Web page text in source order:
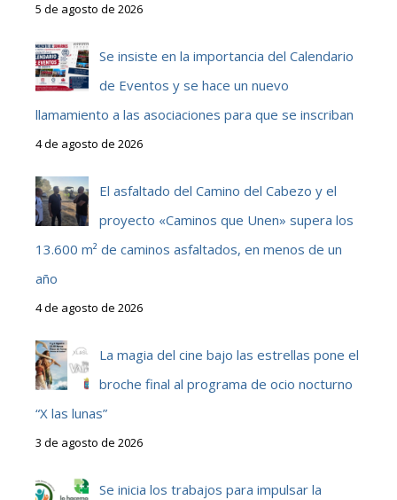
5 de agosto de 2026
Se insiste en la importancia del Calendario
de Eventos y se hace un nuevo
llamamiento a las asociaciones para que se inscriban
4 de agosto de 2026
El asfaltado del Camino del Cabezo y el
proyecto «Caminos que Unen» supera los
13.600 m² de caminos asfaltados, en menos de un
año
4 de agosto de 2026
La magia del cine bajo las estrellas pone el
broche final al programa de ocio nocturno
“X las lunas”
3 de agosto de 2026
Se inicia los trabajos para impulsar la